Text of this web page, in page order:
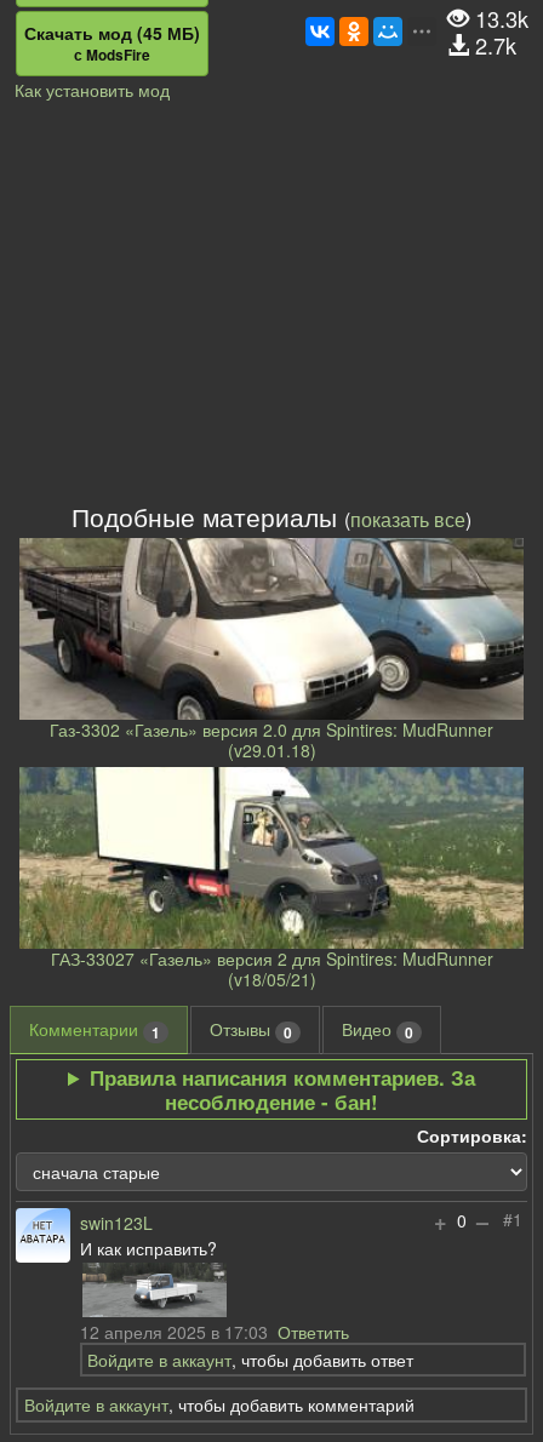
Скачать мод (45 МБ)
с ModsFire
13.3k
2.7k
Как установить мод
Подобные материалы (показать все)
Газ-3302 «Газель» версия 2.0 для Spintires: MudRunner
(v29.01.18)
ГАЗ-33027 «Газель» версия 2 для Spintires: MudRunner
(v18/05/21)
Комментарии 1 Отзывы 0 Видео 0
Правила написания комментариев. За
несоблюдение - бан!
Сортировка:
#1
+ 0 –
swin123L
И как исправить?
12 апреля 2025 в 17:03Ответить
Войдите в аккаунт, чтобы добавить ответ
Войдите в аккаунт, чтобы добавить комментарий